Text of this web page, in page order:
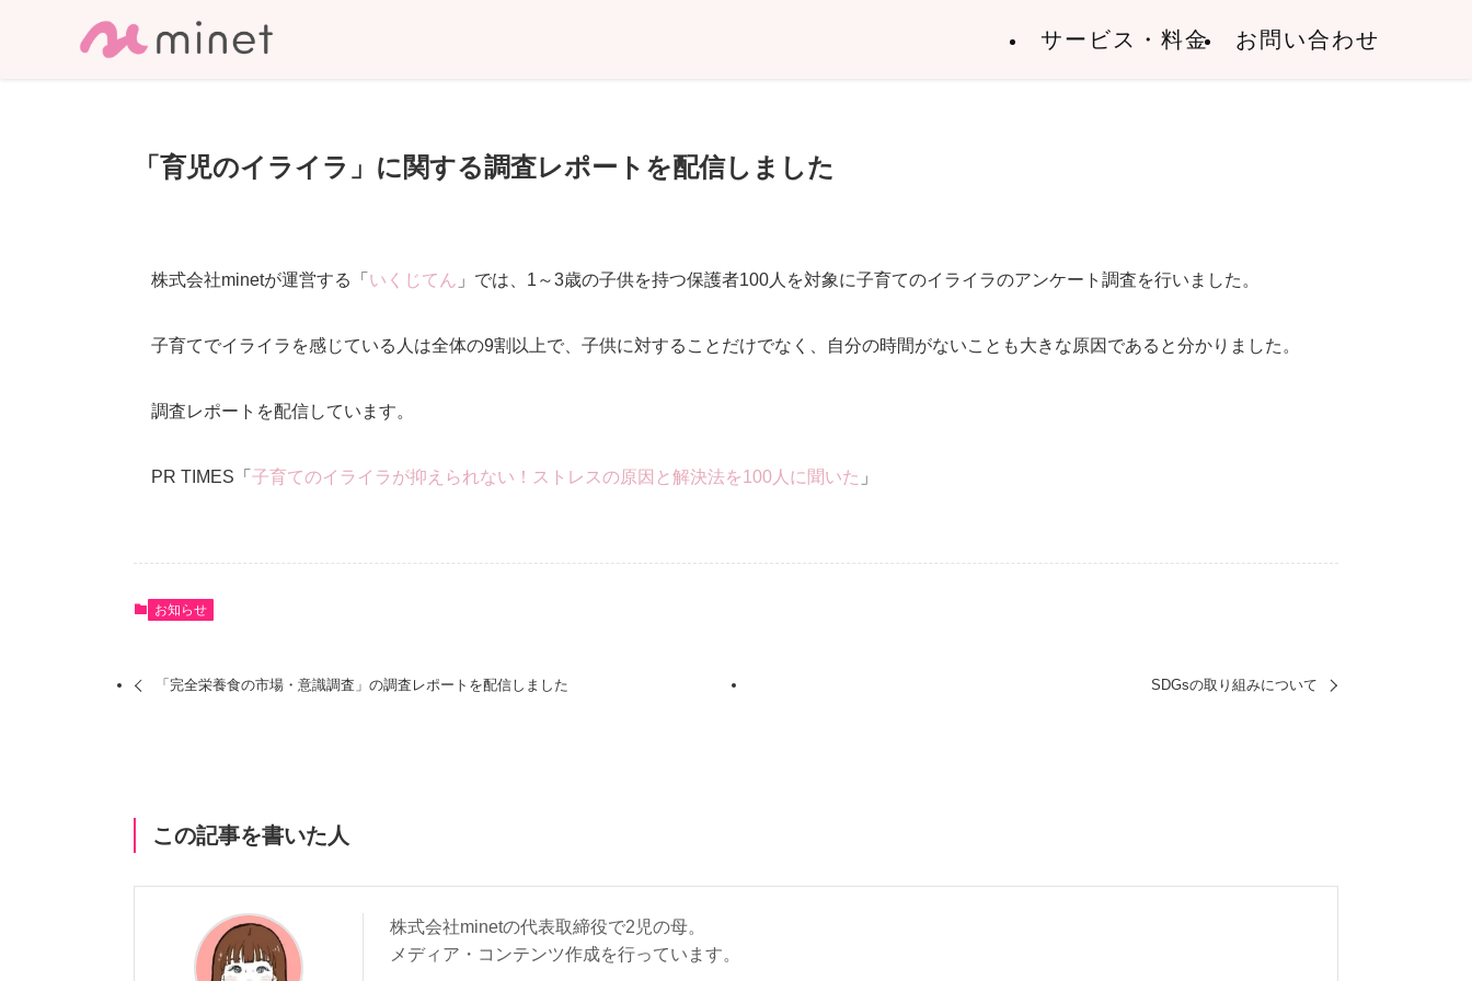
サービス・料金 お問い合わせ
「育児のイライラ」に関する調査レポートを配信しました
株式会社minetが運営する「 いくじてん 」では、1～3歳の子供を持つ保護者100人を対象に子育てのイライラのアンケート調査を行いました。
子育てでイライラを感じている人は全体の9割以上で、子供に対することだけでなく、自分の時間がないことも大きな原因であると分かりました。
調査レポートを配信しています。
PR TIMES「 子育てのイライラが抑えられない！ストレスの原因と解決法を100人に聞いた 」
お知らせ
「完全栄養食の市場・意識調査」の調査レポートを配信しました SDGsの取り組みについて
この記事を書いた人
株式会社minetの代表取締役で2児の母。
メディア・コンテンツ作成を行っています。